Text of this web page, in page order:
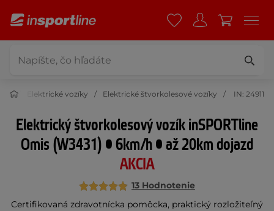
Elektrické vozíky Elektrické štvorkolesové vozíky IN: 24911
Elektrický štvorkolesový vozík inSPORTline
Omis (W3431) • 6km/h • až 20km dojazd
AKCIA
13 Hodnotenie
Certifikovaná zdravotnícka pomôcka, praktický rozložiteľný